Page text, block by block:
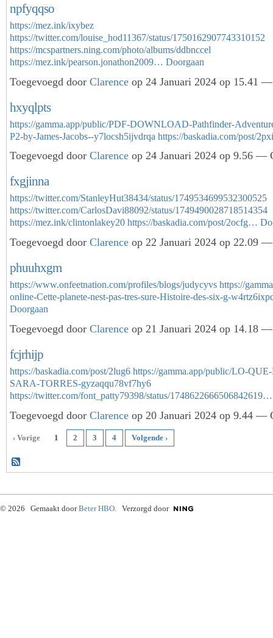
npfyqqso
https://mez.ink/ixybez
https://twitter.com/louise_hod11367/status/1750162907743310152
https://mcspartners.ning.com/photo/albums/ddbnccel
https://mez.ink/pearson.jonathon2009… Doorgaan
Toegevoegd door Clarence op 24 Januari 2024 op 15.41 —
hxyqlpts
https://gamma.app/public/PDF-DOWNLOAD-Pathfinder-
P2-by-James-Jacobs--y7locsh5ijvdrqa https://baskadia.com/post/
Toegevoegd door Clarence op 24 Januari 2024 op 9.56 —
fxgjinna
https://twitter.com/StanleyHut38434/status/1749534699532300525
https://twitter.com/CarlosDavi88092/status/1749490028718514354
https://mez.ink/clintonlakey20 https://baskadia.com/post/2ocfg…
Toegevoegd door Clarence op 22 Januari 2024 op 22.09 —
phuuhxgm
https://www.onfeetnation.com/profiles/blogs/judycyvs https://
online-Cette-planete-nest-pas-tres-sure-Histoire-des-six-g-
Doorgaan
Toegevoegd door Clarence op 21 Januari 2024 op 14.18 —
fcjrhijp
https://baskadia.com/post/2lug6 https://gamma.app/public/LO-
SARA-TORRES-gyzaqqu78vf7hy6
https://twitter.com/font_patty79398/status/1748622666506842619…
Toegevoegd door Clarence op 20 Januari 2024 op 9.44 —
‹ Vorige 1 2 3 4 Volgende ›
© 2026 Gemaakt doorBeter HBO. Verzorgd door